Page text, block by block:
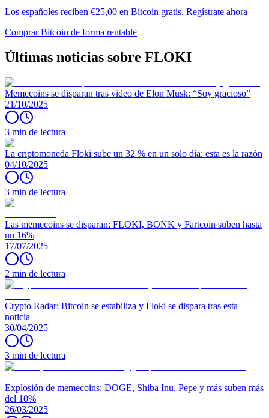
Los españoles reciben €25,00 en Bitcoin gratis. Regístrate ahora
Comprar Bitcoin de forma rentable
Últimas noticias sobre FLOKI
Memecoins se disparan tras video de Elon Musk: “Soy gracioso”
21/10/2025
3 min de lectura
La criptomoneda Floki sube un 32 % en un solo día: esta es la razón
04/10/2025
3 min de lectura
Las memecoins se disparan: FLOKI, BONK y Fartcoin suben hasta
un 16%
17/07/2025
2 min de lectura
Crypto Radar: Bitcoin se estabiliza y Floki se dispara tras esta
noticia
30/04/2025
3 min de lectura
Explosión de memecoins: DOGE, Shiba Inu, Pepe y más suben más
del 10%
26/03/2025